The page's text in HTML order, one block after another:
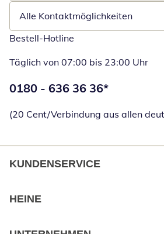
Alle Kontaktmöglichkeiten
Bestell-Hotline
Täglich von 07:00 bis 23:00 Uhr
Telefonnummer:
0180 - 636 36 36*
(20 Cent/Verbindung aus allen
KUNDENSERVICE
HEINE